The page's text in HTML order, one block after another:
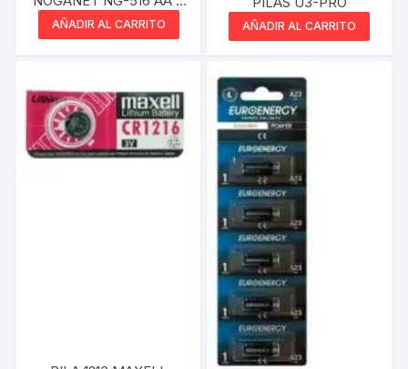
AAA
AÑADIR AL CARRITO AÑADIR AL CARRITO